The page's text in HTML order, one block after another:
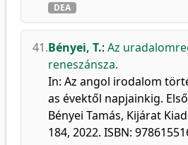
DEA
41.Bényei, T.: Az
reneszánsza.
In: Az angol irodalom
as évektől napjainkig.
Bényei Tamás, Kijárat
184, 2022. ISBN: